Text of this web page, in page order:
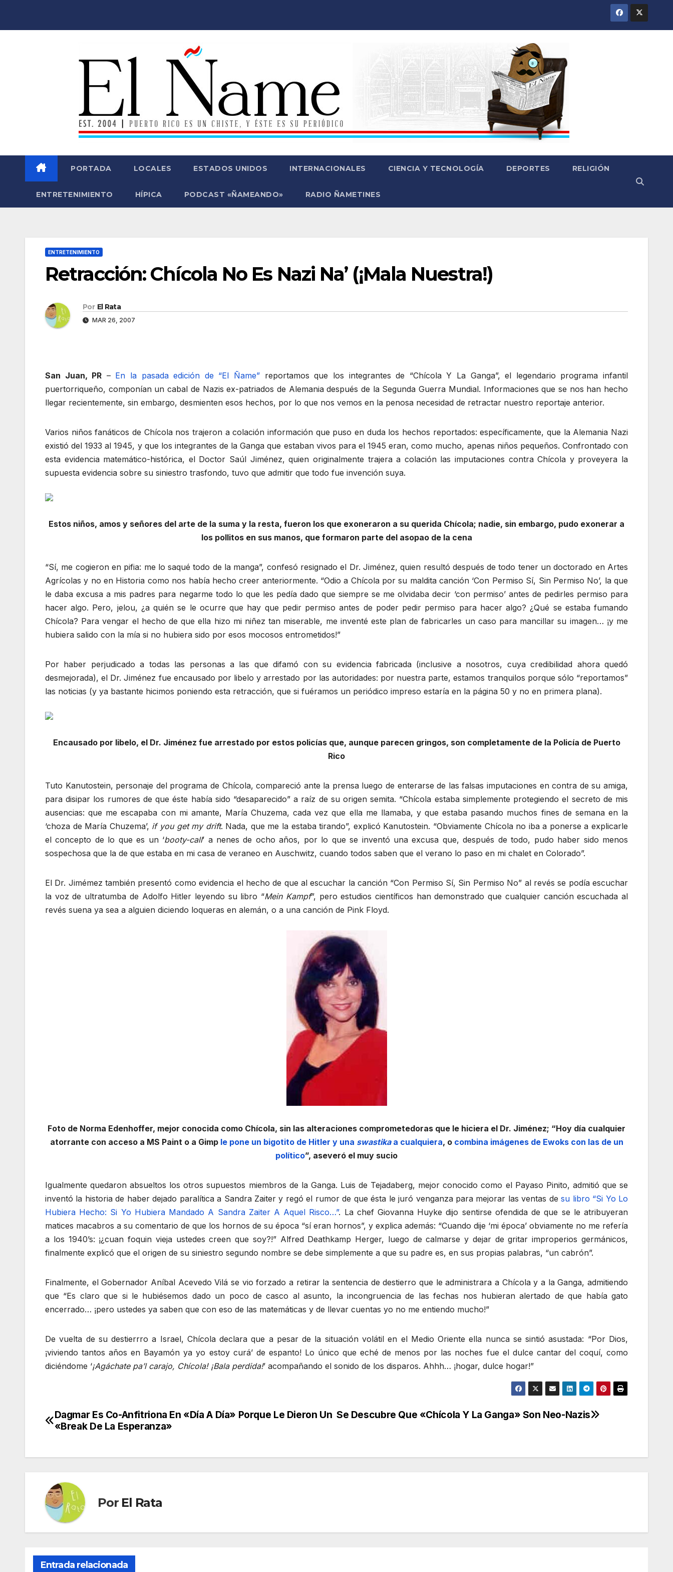
PORTADA LOCALES ESTADOS UNIDOS INTERNACIONALES CIENCIA Y TECNOLOGÍA DEPORTES RELIGIÓN
ENTRETENIMIENTO HÍPICA PODCAST «ÑAMEANDO» RADIO ÑAMETINES
ENTRETENIMIENTO
Retracción: Chícola No Es Nazi Na’ (¡Mala Nuestra!)
Por El Rata
MAR 26, 2007
San Juan, PR – En la pasada edición de “El Ñame” reportamos que los integrantes de “Chícola Y La Ganga”, el legendario programa infantil
puertorriqueño, componían un cabal de Nazis ex-patriados de Alemania después de la Segunda Guerra Mundial. Informaciones que se nos han hecho
llegar recientemente, sin embargo, desmienten esos hechos, por lo que nos vemos en la penosa necesidad de retractar nuestro reportaje anterior.
Varios niños fanáticos de Chícola nos trajeron a colación información que puso en duda los hechos reportados: específicamente, que la Alemania Nazi
existió del 1933 al 1945, y que los integrantes de la Ganga que estaban vivos para el 1945 eran, como mucho, apenas niños pequeños. Confrontado con
esta evidencia matemático-histórica, el Doctor Saúl Jiménez, quien originalmente trajera a colación las imputaciones contra Chícola y proveyera la
supuesta evidencia sobre su siniestro trasfondo, tuvo que admitir que todo fue invención suya.
Estos niños, amos y señores del arte de la suma y la resta, fueron los que exoneraron a su querida Chícola; nadie, sin embargo, pudo exonerar a
los pollitos en sus manos, que formaron parte del asopao de la cena
“Sí, me cogieron en pifia: me lo saqué todo de la manga”, confesó resignado el Dr. Jiménez, quien resultó después de todo tener un doctorado en Artes
Agrícolas y no en Historia como nos había hecho creer anteriormente. “Odio a Chícola por su maldita canción ‘Con Permiso Sí, Sin Permiso No’, la que
le daba excusa a mis padres para negarme todo lo que les pedía dado que siempre se me olvidaba decir ‘con permiso’ antes de pedirles permiso para
hacer algo. Pero, jelou, ¿a quién se le ocurre que hay que pedir permiso antes de poder pedir permiso para hacer algo? ¿Qué se estaba fumando
Chícola? Para vengar el hecho de que ella hizo mi niñez tan miserable, me inventé este plan de fabricarles un caso para mancillar su imagen… ¡y me
hubiera salido con la mía si no hubiera sido por esos mocosos entrometidos!”
Por haber perjudicado a todas las personas a las que difamó con su evidencia fabricada (inclusive a nosotros, cuya credibilidad ahora quedó
desmejorada), el Dr. Jiménez fue encausado por libelo y arrestado por las autoridades: por nuestra parte, estamos tranquilos porque sólo “reportamos”
las noticias (y ya bastante hicimos poniendo esta retracción, que si fuéramos un periódico impreso estaría en la página 50 y no en primera plana).
Encausado por libelo, el Dr. Jiménez fue arrestado por estos policías que, aunque parecen gringos, son completamente de la Policía de Puerto
Rico
Tuto Kanutostein, personaje del programa de Chícola, compareció ante la prensa luego de enterarse de las falsas imputaciones en contra de su amiga,
para disipar los rumores de que éste había sido “desaparecido” a raíz de su origen semita. “Chícola estaba simplemente protegiendo el secreto de mis
ausencias: que me escapaba con mi amante, María Chuzema, cada vez que ella me llamaba, y que estaba pasando muchos fines de semana en la
‘choza de María Chuzema’, if you get my drift. Nada, que me la estaba tirando”, explicó Kanutostein. “Obviamente Chícola no iba a ponerse a explicarle
el concepto de lo que es un ‘booty-call’ a nenes de ocho años, por lo que se inventó una excusa que, después de todo, pudo haber sido menos
sospechosa que la de que estaba en mi casa de veraneo en Auschwitz, cuando todos saben que el verano lo paso en mi chalet en Colorado”.
El Dr. Jimémez también presentó como evidencia el hecho de que al escuchar la canción “Con Permiso Sí, Sin Permiso No” al revés se podía escuchar
la voz de ultratumba de Adolfo Hitler leyendo su libro “Mein Kampf”, pero estudios científicos han demonstrado que cualquier canción escuchada al
revés suena ya sea a alguien diciendo loqueras en alemán, o a una canción de Pink Floyd.
Foto de Norma Edenhoffer, mejor conocida como Chícola, sin las alteraciones comprometedoras que le hiciera el Dr. Jiménez; “Hoy día cualquier
atorrante con acceso a MS Paint o a Gimp le pone un bigotito de Hitler y una swastikaa cualquiera, o combina imágenes de Ewoks con las de un
político”, aseveró el muy sucio
Igualmente quedaron absueltos los otros supuestos miembros de la Ganga. Luis de Tejadaberg, mejor conocido como el Payaso Pinito, admitió que se
inventó la historia de haber dejado paralítica a Sandra Zaiter y regó el rumor de que ésta le juró venganza para mejorar las ventas desu libro “Si Yo Lo
Hubiera Hecho: Si Yo Hubiera Mandado A Sandra Zaiter A Aquel Risco…”. La chef Giovanna Huyke dijo sentirse ofendida de que se le atribuyeran
matices macabros a su comentario de que los hornos de su época “sí eran hornos”, y explica además: “Cuando dije ‘mi época’ obviamente no me refería
a los 1940’s: ¡¿cuan foquin vieja ustedes creen que soy?!” Alfred Deathkamp Herger, luego de calmarse y dejar de gritar improperios germánicos,
finalmente explicó que el origen de su siniestro segundo nombre se debe simplemente a que su padre es, en sus propias palabras, “un cabrón”.
Finalmente, el Gobernador Aníbal Acevedo Vilá se vio forzado a retirar la sentencia de destierro que le administrara a Chícola y a la Ganga, admitiendo
que “Es claro que si le hubiésemos dado un poco de casco al asunto, la incongruencia de las fechas nos hubieran alertado de que había gato
encerrado… ¡pero ustedes ya saben que con eso de las matemáticas y de llevar cuentas yo no me entiendo mucho!”
De vuelta de su destierrro a Israel, Chícola declara que a pesar de la situación volátil en el Medio Oriente ella nunca se sintió asustada: “Por Dios,
¡viviendo tantos años en Bayamón ya yo estoy curá’ de espanto! Lo único que eché de menos por las noches fue el dulce cantar del coquí, como
diciéndome ‘¡Agáchate pa’l carajo, Chícola! ¡Bala perdida!’ acompañando el sonido de los disparos. Ahhh… ¡hogar, dulce hogar!”
Navegación
entradas
Se Descubre Que «Chícola Y La Ganga» Son Neo-Nazis
Dagmar Es Co-Anfitriona En «Día A Día» Porque Le Dieron Un
«Break De La Esperanza»
Por El Rata
Entrada relacionada